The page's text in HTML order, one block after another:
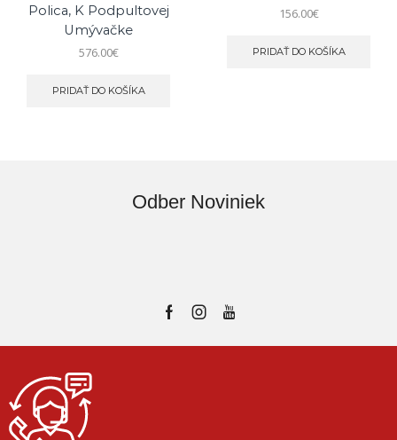
Polica, K Podpultovej
Umývačke
576.00€
PRIDAŤ DO KOŠÍKA
156.00€
PRIDAŤ DO KOŠÍKA
Odber Noviniek